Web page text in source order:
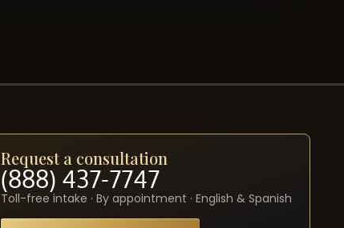
Request a consultation
(888) 437-7747
Toll-free intake · By appointment · English & Spanish